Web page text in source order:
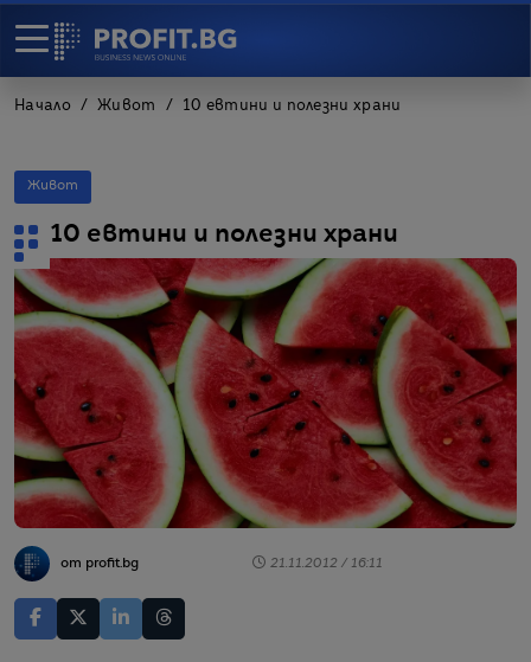
Начало Живот 10 евтини и полезни храни
Живот
10 евтини и полезни храни
от profit.bg 21.11.2012 / 16:11